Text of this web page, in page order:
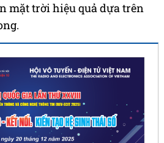
mặt trời hiệu quả dựa trên